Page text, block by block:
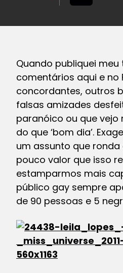
Quando publiquei
comentários aqui e no
concordantes, outros
falsas amizades
paranóico ou que
do que ‘bom dia’.
um assunto que
pouco valor que isso
estamparmos mais
público gay sempre
de 90 pessoas e 5